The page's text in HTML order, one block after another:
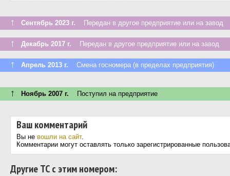
↑ Сентябрь 2023 г. Передан в другое предприятие или на завод
↑ Декабрь 2017 г. Передан в другое предприятие или на завод
↑ Апрель 2013 г. Смена госномера (в пределах предприятия)
↑ Ноябрь 2007 г. Поступил на предприятие
Ваш комментарий
Вы не вошли на сайт.
Комментарии могут оставлять только зарегистрированные
Другие ТС с этим номером: